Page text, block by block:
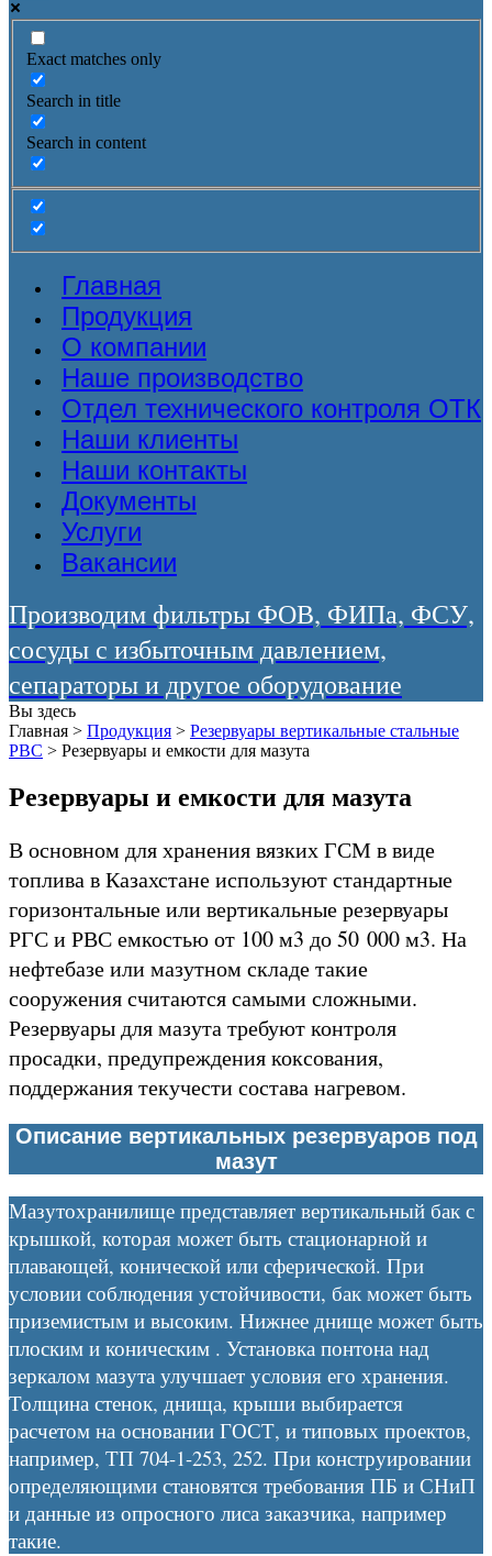
Exact matches only
Search in title
Search in content
Главная
Продукция
О компании
Наше производство
Отдел технического контроля ОТК
Наши клиенты
Наши контакты
Документы
Услуги
Вакансии
Производим фильтры ФОВ, ФИПа, ФСУ,
сосуды с избыточным давлением,
сепараторы и другое оборудование
Вы здесь
Главная > Продукция > Резервуары вертикальные стальные
РВС > Резервуары и емкости для мазута
Резервуары и емкости для мазута
В основном для хранения вязких ГСМ в виде
топлива в Казахстане используют стандартные
горизонтальные или вертикальные резервуары
РГС и РВС емкостью от 100 м3 до 50 000 м3. На
нефтебазе или мазутном складе такие
сооружения считаются самыми сложными.
Резервуары для мазута требуют контроля
просадки, предупреждения коксования,
поддержания текучести состава нагревом.
Описание вертикальных резервуаров под
мазут
Мазутохранилище представляет вертикальный бак с
крышкой, которая может быть стационарной и
плавающей, конической или сферической. При
условии соблюдения устойчивости, бак может быть
приземистым и высоким. Нижнее днище может быть
плоским и коническим . Установка понтона над
зеркалом мазута улучшает условия его хранения.
Толщина стенок, днища, крыши выбирается
расчетом на основании ГОСТ, и типовых проектов,
например, ТП 704-1-253, 252. При конструировании
определяющими становятся требования ПБ и СНиП
и данные из опросного лиса заказчика, например
такие.